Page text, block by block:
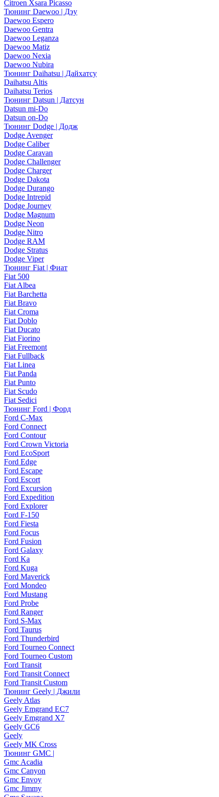
Citroen Xsara Picasso
Тюнинг Daewoo | Дэу
Daewoo Espero
Daewoo Gentra
Daewoo Leganza
Daewoo Matiz
Daewoo Nexia
Daewoo Nubira
Тюнинг Daihatsu | Дайхатсу
Daihatsu Altis
Daihatsu Terios
Тюнинг Datsun | Датсун
Datsun mi-Do
Datsun on-Do
Тюнинг Dodge | Додж
Dodge Avenger
Dodge Caliber
Dodge Caravan
Dodge Challenger
Dodge Charger
Dodge Dakota
Dodge Durango
Dodge Intrepid
Dodge Journey
Dodge Magnum
Dodge Neon
Dodge Nitro
Dodge RAM
Dodge Stratus
Dodge Viper
Тюнинг Fiat | Фиат
Fiat 500
Fiat Albea
Fiat Barchetta
Fiat Bravo
Fiat Croma
Fiat Doblo
Fiat Ducato
Fiat Fiorino
Fiat Freemont
Fiat Fullback
Fiat Linea
Fiat Panda
Fiat Punto
Fiat Scudo
Fiat Sedici
Тюнинг Ford | Форд
Ford C-Max
Ford Connect
Ford Contour
Ford Crown Victoria
Ford EcoSport
Ford Edge
Ford Escape
Ford Escort
Ford Excursion
Ford Expedition
Ford Explorer
Ford F-150
Ford Fiesta
Ford Focus
Ford Fusion
Ford Galaxy
Ford Ka
Ford Kuga
Ford Maverick
Ford Mondeo
Ford Mustang
Ford Probe
Ford Ranger
Ford S-Max
Ford Taurus
Ford Thunderbird
Ford Tourneo Connect
Ford Tourneo Custom
Ford Transit
Ford Transit Connect
Ford Transit Custom
Тюнинг Geely | Джили
Geely Atlas
Geely Emgrand EC7
Geely Emgrand X7
Geely GC6
Geely
Geely MK Cross
Тюнинг GMC |
Gmc Acadia
Gmc Canyon
Gmc Envoy
Gmc Jimmy